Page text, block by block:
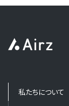
私たちについて